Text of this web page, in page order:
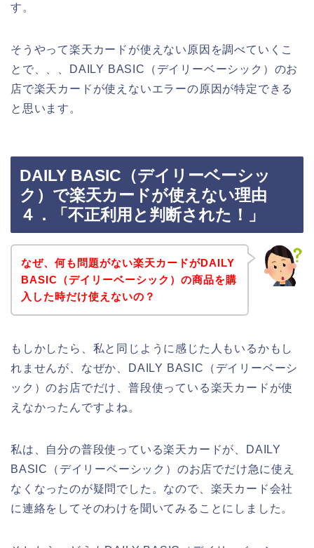
す。
そうやって楽天カードが使えない原因を調べていくこ
とで、、、DAILY BASIC（デイリーベーシック）のお
店で楽天カードが使えないエラーの原因が特定できる
と思います。
DAILY BASIC（デイリーベーシッ
ク）で楽天カードが使えない理由
４．「不正利用と判断された！」
なぜ、何も問題がない楽天カードがDAILY
BASIC（デイリーベーシック）の商品を購
入した時だけ使えないの？
もしかしたら、私と同じように感じた人もいるかもし
れませんが、なぜか、DAILY BASIC（デイリーベーシ
ック）のお店でだけ、普段使っている楽天カードが使
えなかったんですよね。
私は、自分の普段使っている楽天カードが、DAILY
BASIC（デイリーベーシック）のお店でだけ急に使え
なくなったのが疑問でした。なので、楽天カード会社
に連絡をしてそのわけを聞いてみることにしました。